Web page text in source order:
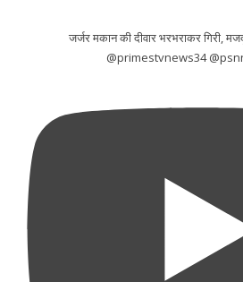
जर्जर मकान की दीवार भरभराकर गिरी,
@primestvnews34